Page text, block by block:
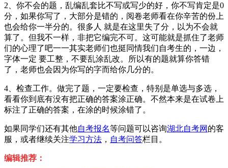
2、你不会的题，乱编乱套比不写或写少的好，你不写肯定是0
分，如果你写了，大部分是错的，阅卷老师看在你辛苦的份上
也会给你一半分的。很多人 就是在这里失了分，以为不会就
算了。但我不一样，非把它编完不可。这可能就是抓住了老师
们的心理了吧一一其实老师们也挺同情我们自考生的，一边，
字体一定 要工整，不要乱涂乱改。所以有的题就算你答错
了，老师也会因为你写的字而给你几分的。
4、检查工作。做完了题，一定要检查，特别是单选与多选，
看看你到底有没有把正确的答案涂正确。不然本来是在试卷上
标注了正确的答案，在涂的时候涂错了。
如果同学们还有其他自考报名等问题可以咨询湖北自考网 的客
服，或者继续关注学习方法 ， 自考问答栏目。
编辑推荐：